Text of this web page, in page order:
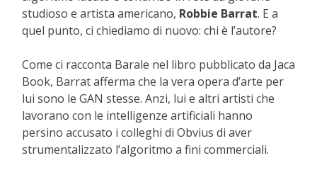
studioso e artista americano, Robbie Barrat. E a
quel punto, ci chiediamo di nuovo: chi è l’autore?
Come ci racconta Barale nel libro pubblicato da Jaca
Book, Barrat afferma che la vera opera d’arte per
lui sono le GAN stesse. Anzi, lui e altri artisti che
lavorano con le intelligenze artificiali hanno
persino accusato i colleghi di Obvius di aver
strumentalizzato l’algoritmo a fini commerciali.